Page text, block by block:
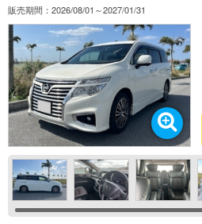
販売期間：2026/08/01～2027/01/31